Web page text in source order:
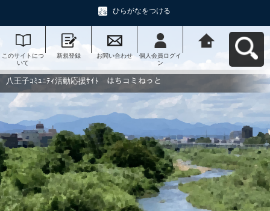
ひらがなをつける
このサイトにつ
いて
新規登録 お問い合わせ
個人会員ログイ
ン
動応援ｻｲﾄ はち
コミねっとへ戻
八王子ｺﾐｭﾆﾃｨ活動応援ｻｲﾄ はちコミねっと